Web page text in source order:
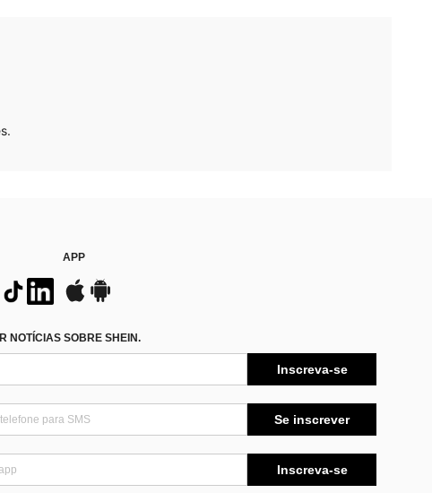
APP
NOTÍCIAS SOBRE SHEIN.
Inscreva-se
Se inscrever
Inscreva-se